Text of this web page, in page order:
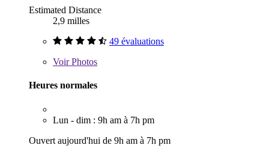
Estimated Distance
2,9 milles
49 évaluations
VoirPhotos
Heures normales
Lun - dim : 9h am à 7h pm
Ouvert aujourd'hui de 9h am à 7h pm